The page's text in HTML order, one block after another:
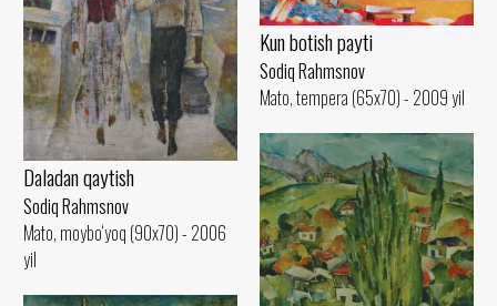
Kun botish payti
Sodiq Rahmsnov
Mato, tempera (65x70) - 2009 yil
Daladan qaytish
Sodiq Rahmsnov
Mato, moybo‘yoq (90x70) - 2006
yil